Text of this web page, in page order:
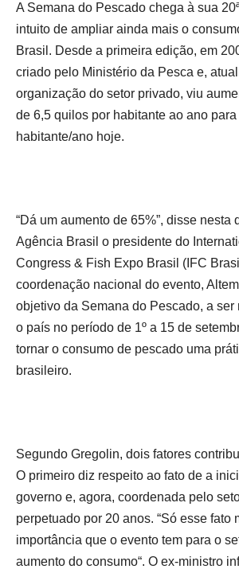
A Semana do Pescado chega à sua
intuito de ampliar ainda mais o
Brasil. Desde a primeira edição, em
criado pelo Ministério da Pesca e,
organização do setor privado, viu
de 6,5 quilos por habitante ao ano
habitante/ano hoje.
“Dá um aumento de 65%”, disse nesta
Agência Brasil o presidente do
Congress & Fish Expo Brasil (IFC
coordenação nacional do evento,
objetivo da Semana do Pescado, a ser
o país no período de 1º a 15 de
tornar o consumo de pescado uma
brasileiro.
Segundo Gregolin, dois fatores
O primeiro diz respeito ao fato de a
governo e, agora, coordenada pelo
perpetuado por 20 anos. “Só esse fato
importância que o evento tem para o
aumento do consumo“. O ex-ministro